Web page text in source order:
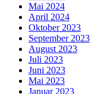
Mai 2024
April 2024
Oktober 2023
September 2023
August 2023
Juli 2023
Juni 2023
Mai 2023
Januar 2023